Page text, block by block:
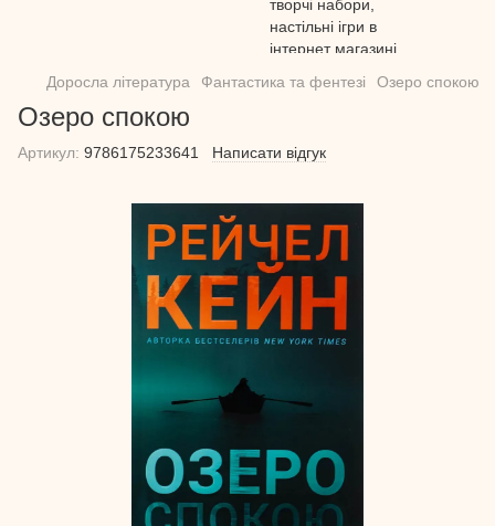
Доросла література Фантастика та фентезі Озеро спокою
Озеро спокою
Артикул: 9786175233641 Написати відгук